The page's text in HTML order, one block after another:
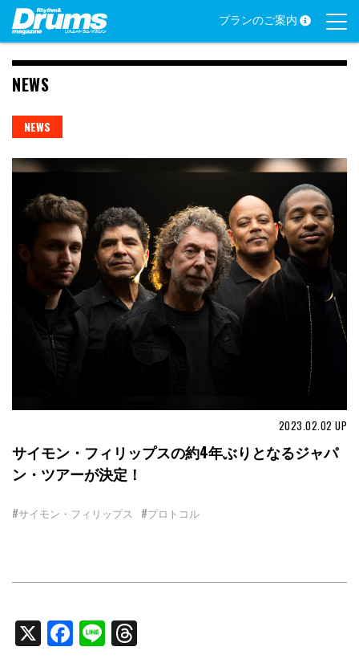
Skip
content
プランのご案内
NEWS
NEWS
2023.02.02 UP
サイモン・フィリップスの約4年ぶりとなるジャパ
ン・ツアーが決定！
#サイモン・フィリップス #プロトコル
X Facebook
Line